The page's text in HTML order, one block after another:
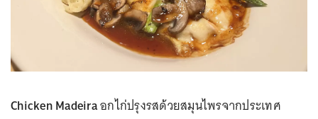
Chicken Madeiraอกไก่ปรุงรสด้วยสมุนไพรจากประเทศ